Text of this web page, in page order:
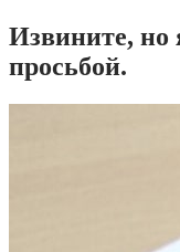
Извините, но
просьбой.